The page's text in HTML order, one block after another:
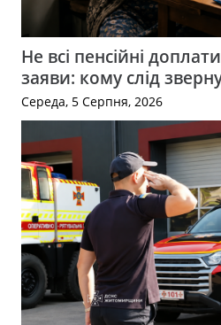
Не всі пенсійні
заяви: кому слід
Середа, 5 Серпня, 2026